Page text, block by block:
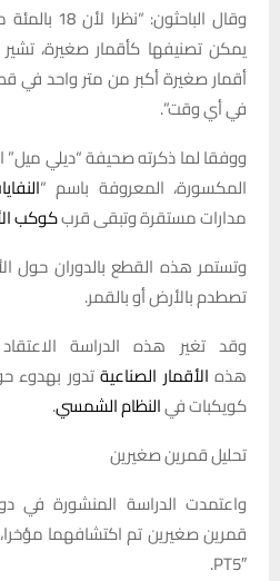
وقال
أقمار صغيرة أكبر من متر واحد في
في أي وقت”.
ووفقا لما ذكرته صحيفة “ديلي ميل”
المكسورة، المعروفة باسم “
مدارات مستقرة وتبقى قربكوكب
وتستمر هذه القطع بالدوران حول
تصطدم بالأرض أو بالقمر.
وقد تغير هذه الدراسة
هذه الأقمار الصناعيةتدور بهدوء
كويكبات فيالنظام الشمسي.
تحليل قمرين صغيرين
واعتمدت الدراسة المنشورة في
PT5″.